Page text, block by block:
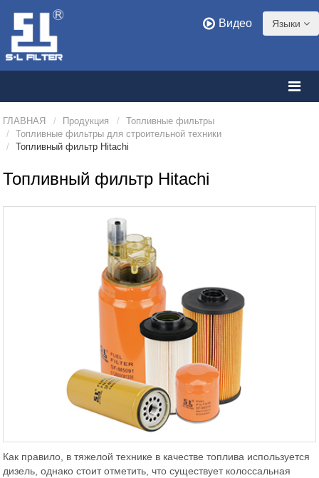
Языки
Видео
ГЛАВНАЯ Продукция
Топливные фильтры
Топливные фильтры для строительной техники
Топливный фильтр Hitachi
Топливный фильтр Hitachi
Как правило, в тяжелой технике в качестве топлива используется
дизель, однако стоит отметить, что существует колоссальная